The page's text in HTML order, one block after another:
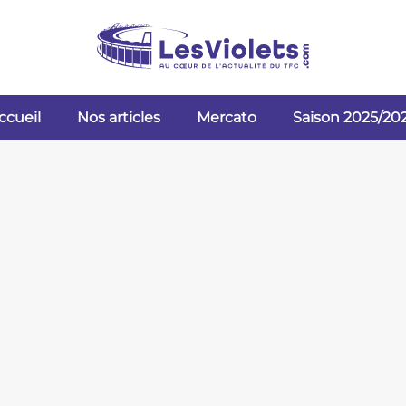
Nos articles Mercato Saison 2025/